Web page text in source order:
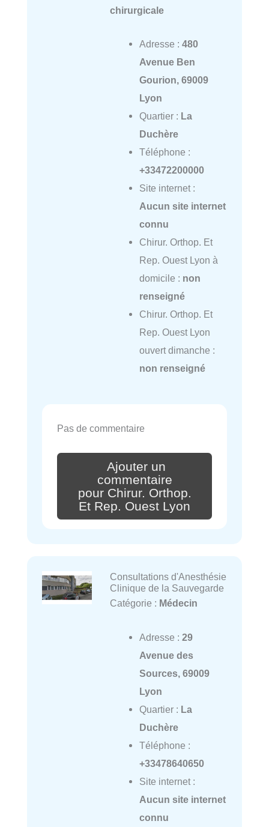
chirurgicale
Adresse : 480
Avenue Ben
Gourion, 69009
Lyon
Quartier : La
Duchère
Téléphone :
+33472200000
Site internet :
Aucun site internet
connu
Chirur. Orthop. Et
Rep. Ouest Lyon à
domicile : non
renseigné
Chirur. Orthop. Et
Rep. Ouest Lyon
ouvert dimanche :
non renseigné
Pas de commentaire
Ajouter un
commentaire
pour Chirur. Orthop.
Et Rep. Ouest Lyon
Consultations d'Anesthésie
Clinique de la Sauvegarde
Catégorie : Médecin
Adresse : 29
Avenue des
Sources, 69009
Lyon
Quartier : La
Duchère
Téléphone :
+33478640650
Site internet :
Aucun site internet
connu